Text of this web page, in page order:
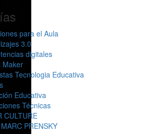
para el Aula
3.0
digitales
Maker
Tecnologia Educativa
Educativa
Técnicas
CULTURE
PRENSKY